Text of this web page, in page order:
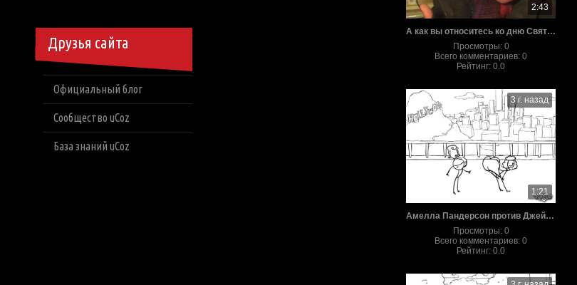
2:43
А как вы относитесь ко дню Святого Валентина?
Просмотры: 0
Всего комментариев: 0
Рейтинг: 0.0
3 г. назад
1:21
Амелла Пандерсон против Джей По
Просмотры: 0
Всего комментариев: 0
Рейтинг: 0.0
Друзья сайта
Официальный блог
Сообщество uCoz
База знаний uCoz